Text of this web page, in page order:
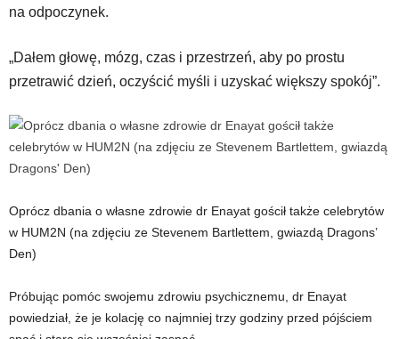
na odpoczynek.
„Dałem głowę, mózg, czas i przestrzeń, aby po prostu
przetrawić dzień, oczyścić myśli i uzyskać większy spokój”.
Oprócz dbania o własne zdrowie dr Enayat gościł także celebrytów
w HUM2N (na zdjęciu ze Stevenem Bartlettem, gwiazdą Dragons’
Den)
Próbując pomóc swojemu zdrowiu psychicznemu, dr Enayat
powiedział, że je kolację co najmniej trzy godziny przed pójściem